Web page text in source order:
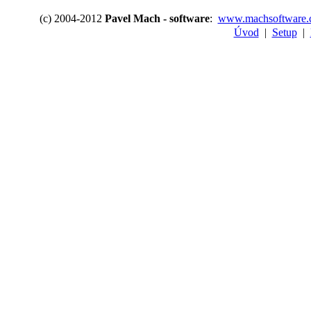
(c) 2004-2012 Pavel Mach - software:
Úvod | Setup|